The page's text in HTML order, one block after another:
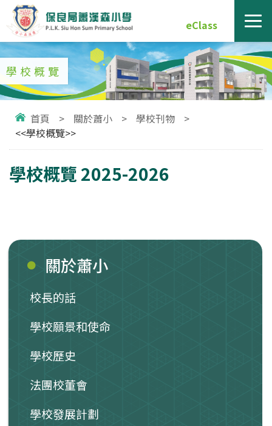
eClass
學校概覽
首頁 > 關於蕭小 > 學校刊物
>
<<學校概覽>>
學校概覽 2025-2026
關於蕭小
校長的話
學校願景和使命
學校歷史
法團校董會
學校發展計劃